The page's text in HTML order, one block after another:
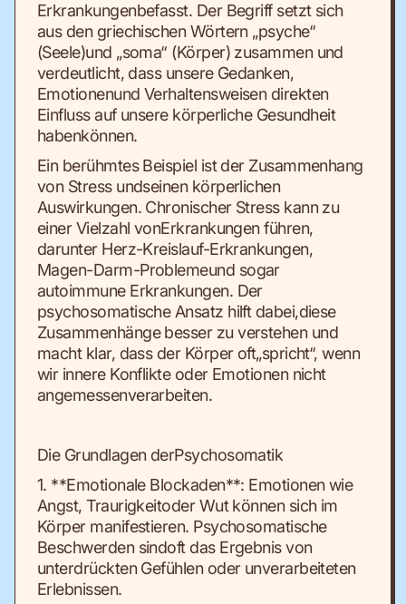
Erkrankungenbefasst. Der Begriff setzt sich
aus den griechischen Wörtern „psyche“
(Seele)und „soma“ (Körper) zusammen und
verdeutlicht, dass unsere Gedanken,
Emotionenund Verhaltensweisen direkten
Einfluss auf unsere körperliche Gesundheit
habenkönnen.
Ein berühmtes Beispiel ist der Zusammenhang
von Stress undseinen körperlichen
Auswirkungen. Chronischer Stress kann zu
einer Vielzahl vonErkrankungen führen,
darunter Herz-Kreislauf-Erkrankungen,
Magen-Darm-Problemeund sogar
autoimmune Erkrankungen. Der
psychosomatische Ansatz hilft dabei,diese
Zusammenhänge besser zu verstehen und
macht klar, dass der Körper oft„spricht“, wenn
wir innere Konflikte oder Emotionen nicht
angemessenverarbeiten.
Die Grundlagen derPsychosomatik
1. **Emotionale Blockaden**: Emotionen wie
Angst, Traurigkeitoder Wut können sich im
Körper manifestieren. Psychosomatische
Beschwerden sindoft das Ergebnis von
unterdrückten Gefühlen oder unverarbeiteten
Erlebnissen.